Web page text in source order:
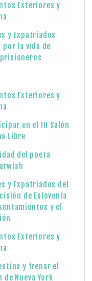
Exteriores y
y Expatriados
la vida de
Exteriores y
en el III Salón
Libre
del poeta
y Expatriados del
de Eslovenia
y el
Exteriores y
y frenar el
Nueva York